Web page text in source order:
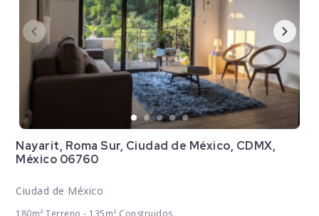
Nayarit, Roma Sur, Ciudad de México, CDMX,
México 06760
Ciudad de México
180m² Terreno - 135m² Construidos